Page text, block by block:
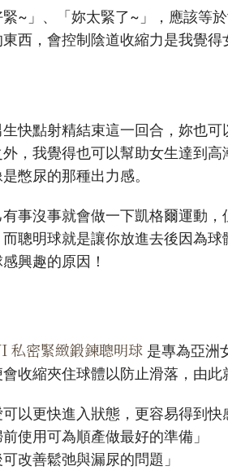
緊~」、「妳太緊了~」， 應該等
西， 會控制陰道收縮力是我覺得
快點射精結束這一回合，妳也
外，我覺得也可以幫助女生達到
憋尿的那種出力感。
事沒事就會做一下凱格爾運動
聰明球就是讓你放進去後因為
興趣的原因！
私密緊緻鍛鍊聰明球 是專為亞洲
收縮夾住球體以防止滑落，由
可以更快進入狀態，更容易得到快
前使用可為順產做最好的準備」
可改善鬆弛與漏尿的問題」